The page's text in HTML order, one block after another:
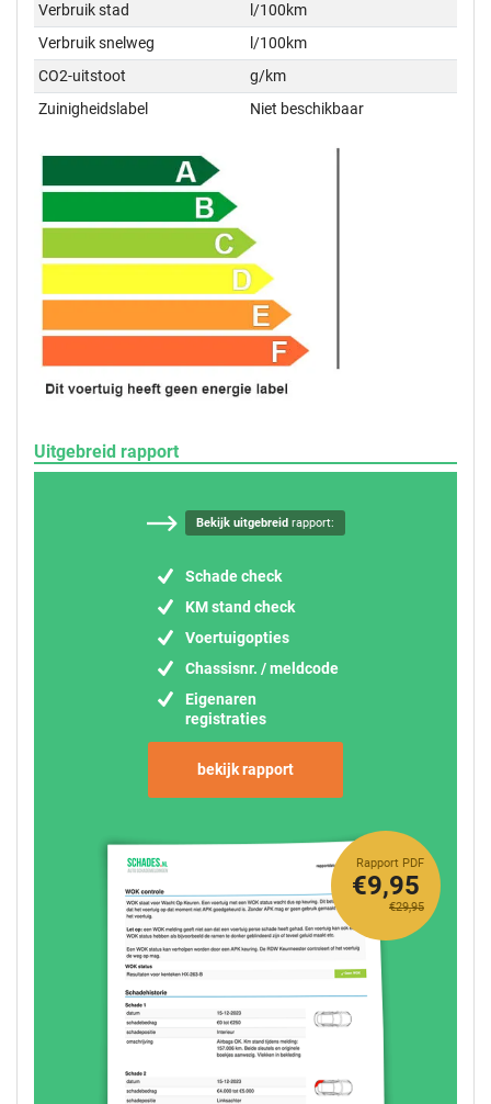
Verbruik stad
l/100km
Verbruik snelweg
l/100km
CO2-uitstoot
g/km
Zuinigheidslabel
Niet beschikbaar
Uitgebreid rapport
Bekijk uitgebreidrapport:
Schade check
KM stand check
Voertuigopties
Chassisnr. / meldcode
Eigenaren
registraties
bekijk rapport
Rapport PDF
€29,95
€9,95